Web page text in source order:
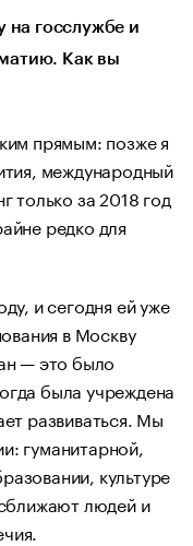
на госслужбе и
Как вы
прямым: позже я
международный
только за 2018 год
редко для
и сегодня ей уже
в Москву
— это было
была учреждена
развиваться. Мы
гуманитарной,
культуре
людей и